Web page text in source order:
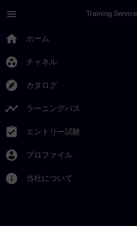
menu
home ホーム
group_work チャネル
explore カタログ
timeline ラーニングパス
assignment_turned_in エントリー試験
account_circle プロファイル
info 当社について